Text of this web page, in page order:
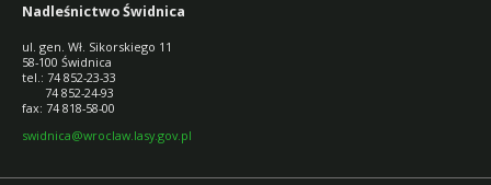
Nadleśnictwo Świdnica
ul. gen. Wł. Sikorskiego 11
58-100 Świdnica
tel.: 74 852-23-33
74 852-24-93
fax: 74 818-58-00
swidnica@wroclaw.lasy.gov.pl